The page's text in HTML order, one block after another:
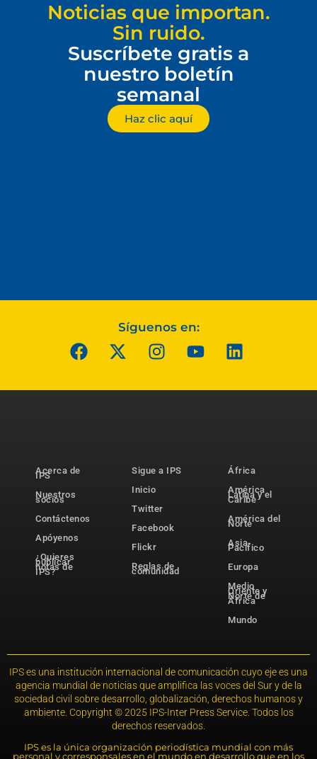
Noticias que importan.
Sin ruido.
Suscríbete gratis a
nuestro boletín
semanal
Haz clic aquí
Síguenos en:
Acerca de
IPS
Nuestros
socios
Contáctenos
Apóyenos
¿Quieres
publicar
notas de
IPS?
Sigue a IPS
Inicio
Twitter
Facebook
Flickr
Reglas de
comunidad
África
América
Latina y el
Caribe
América del
Norte
Asia-
Pacífico
Europa
Medio
Oriente y
Norte de
África
Mundo
IPS es una institución internacional de comunicación cuyo eje es una
agencia mundial de noticias que amplifica las voces del Sur y de la
sociedad civil sobre desarrollo, globalización, derechos humanos y
ambiente. Copyright © 2025 IPS-Inter Press Service. Todos los
derechos reservados.
IPS es la única organización periodística mundial con más
personal y corresponsales en el mundo en desarrollo que en los